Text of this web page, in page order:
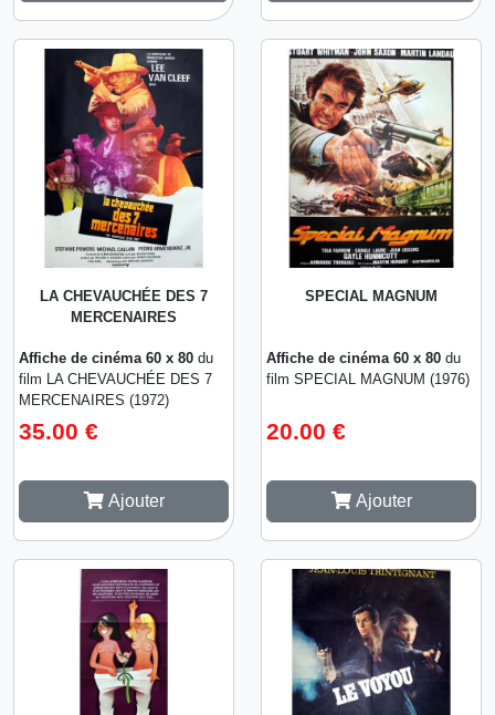
LA CHEVAUCHÉE DES 7
MERCENAIRES
Affiche de cinéma 60 x 80 du
film LA CHEVAUCHÉE DES 7
MERCENAIRES (1972)
35.00 €
Ajouter
SPECIAL MAGNUM
Affiche de cinéma 60 x 80 du
film SPECIAL MAGNUM (1976)
20.00 €
Ajouter